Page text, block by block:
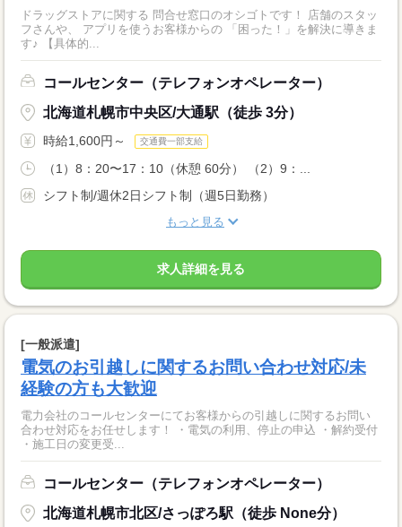
ドラッグストアに関する 問合せ窓口のオシゴトです！ 店舗のスタッ
フさんや、 アプリを使うお客様からの 「困った！」を解決に導きま
す♪ 【具体的...
コールセンター（テレフォンオペレーター）
北海道札幌市中央区/大通駅（徒歩 3分）
時給1,600円～ 交通費一部支給
（1）8：20〜17：10（休憩 60分） （2）9：...
シフト制/週休2日シフト制（週5日勤務）
もっと見る
求人詳細を見る
[一般派遣]
電気のお引越しに関するお問い合わせ対応/未
経験の方も大歓迎
電力会社のコールセンターにてお客様からの引越しに関するお問い
合わせ対応をお任せします！ ・電気の利用、停止の申込 ・解約受付
・施工日の変更受...
コールセンター（テレフォンオペレーター）
北海道札幌市北区/さっぽろ駅（徒歩 None分）